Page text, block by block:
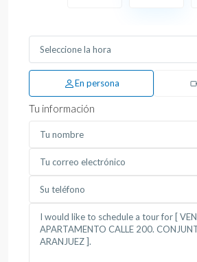
En persona
Tu información